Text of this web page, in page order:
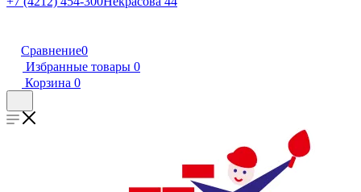
Сравнение0
Избранные товары 0
Корзина 0